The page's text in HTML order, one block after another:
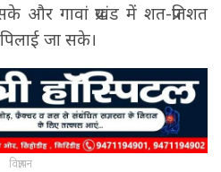
और गावां प्रखंड में शत-प्रतिशत
जा सके।
विज्ञापन